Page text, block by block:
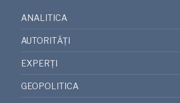
ANALITICA
AUTORITĂȚI
EXPERȚI
GEOPOLITICA